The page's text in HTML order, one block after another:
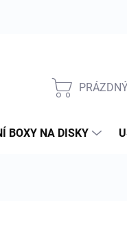
BOXY NA DISKY